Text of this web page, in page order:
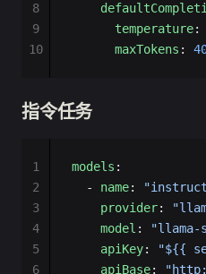
      temperature
:
      maxTokens
:
8
9
10
指令任务
models :
  -
name:
    provider
:
    model
:
    apiKey
:
"${{
    apiBase
:
1
2
3
4
5
6